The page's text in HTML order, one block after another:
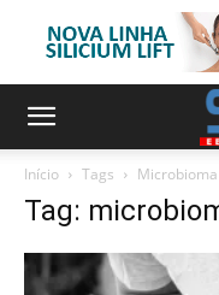
Início Tags
Tag: